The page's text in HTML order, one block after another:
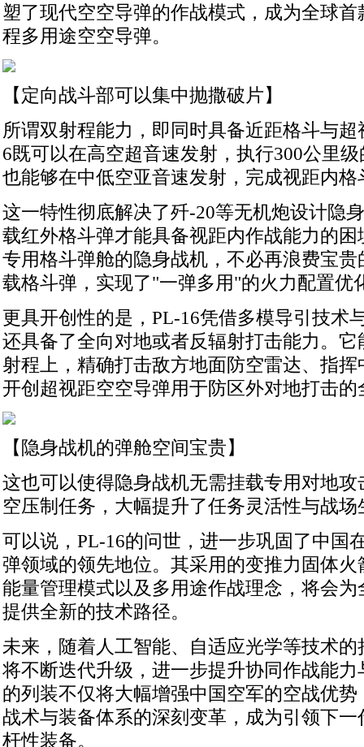
塑了现代空空导弹的作战模式，成为全球
程多用途空空导弹。
【定向战斗部可以集中抛撒破片】
所谓双射程能力，即同时具备近距格斗与
6既可以在高空超音速发射，执行300公里
也能够在中低空亚音速发射，完成视距内格
这一特性彻底解决了歼-20等无机炮设计隐
载红外格斗弹才能具备视距内作战能力的
专用格斗弹舱的隐身战机，不必再浪费宝
载格斗弹，实现了"一弹多用"的火力配置优
更具开创性的是，PL-16凭借多模导引技术
还具备了全向对地或者反辐射打击能力。它
射程上，精确打击敌方地面防空雷达、指
开创超视距空空导弹用于防区外对地打击
【隐身战机的弹舱空间宝贵】
这也可以使得隐身战机无需挂载专用对地
空压制任务，大幅提升了任务灵活性与战场
可以说，PL-16的问世，进一步巩固了中国
弹领域的领先地位。其采用的变推力固体
能量管理模式以及多用途作战理念，将会
提供全新的技术路径。
未来，随着人工智能、自适应光学等技术的
将不断迭代升级，进一步提升协同作战能
的列装不仅将大幅增强中国空军的空战优
战术与装备体系的深刻变革，成为引领下
杆性装备。